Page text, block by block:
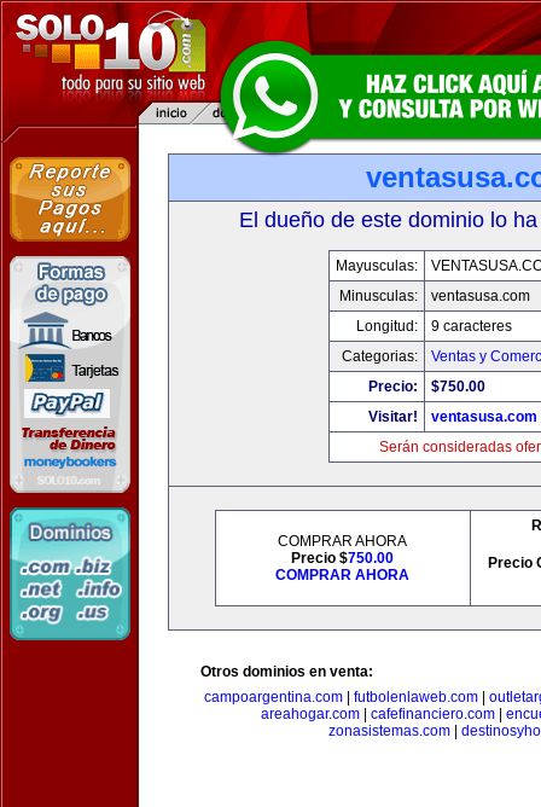
El dueño de este dominio lo
Mayusculas:
Minusculas:
ventasusa.com
Longitud:
9 caracteres
Categorias:
Ventas y
Precio:
$750.00
Visitar!
ventasusa.com
Serán consideradas
COMPRAR AHORA
Precio $750.00
COMPRAR AHORA
Precio
Otros dominios en venta:
campoargentina.com| futbolenlaweb.com|
areahogar.com| cafefinanciero.com|
zonasistemas.com